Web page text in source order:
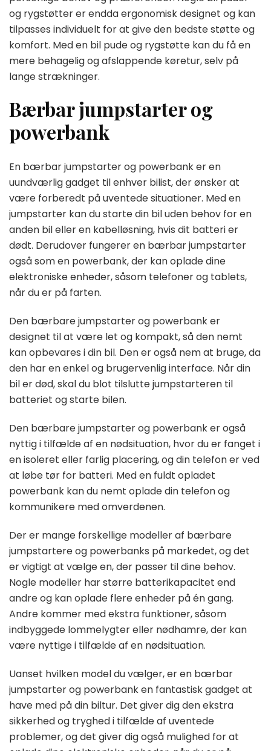
og rygstøtter er endda ergonomisk designet og kan
tilpasses individuelt for at give den bedste støtte og
komfort. Med en bil pude og rygstøtte kan du få en
mere behagelig og afslappende køretur, selv på
lange strækninger.
Bærbar jumpstarter og
powerbank
En bærbar jumpstarter og powerbank er en
uundværlig gadget til enhver bilist, der ønsker at
være forberedt på uventede situationer. Med en
jumpstarter kan du starte din bil uden behov for en
anden bil eller en kabelløsning, hvis dit batteri er
dødt. Derudover fungerer en bærbar jumpstarter
også som en powerbank, der kan oplade dine
elektroniske enheder, såsom telefoner og tablets,
når du er på farten.
Den bærbare jumpstarter og powerbank er
designet til at være let og kompakt, så den nemt
kan opbevares i din bil. Den er også nem at bruge, da
den har en enkel og brugervenlig interface. Når din
bil er død, skal du blot tilslutte jumpstarteren til
batteriet og starte bilen.
Den bærbare jumpstarter og powerbank er også
nyttig i tilfælde af en nødsituation, hvor du er fanget i
en isoleret eller farlig placering, og din telefon er ved
at løbe tør for batteri. Med en fuldt opladet
powerbank kan du nemt oplade din telefon og
kommunikere med omverdenen.
Der er mange forskellige modeller af bærbare
jumpstartere og powerbanks på markedet, og det
er vigtigt at vælge en, der passer til dine behov.
Nogle modeller har større batterikapacitet end
andre og kan oplade flere enheder på én gang.
Andre kommer med ekstra funktioner, såsom
indbyggede lommelygter eller nødhamre, der kan
være nyttige i tilfælde af en nødsituation.
Uanset hvilken model du vælger, er en bærbar
jumpstarter og powerbank en fantastisk gadget at
have med på din biltur. Det giver dig den ekstra
sikkerhed og tryghed i tilfælde af uventede
problemer, og det giver dig også mulighed for at